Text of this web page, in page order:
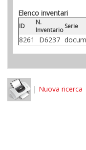
Elenco inventari
ID
N.
InventarioSerie
8261 D6237
| Nuova ricerca